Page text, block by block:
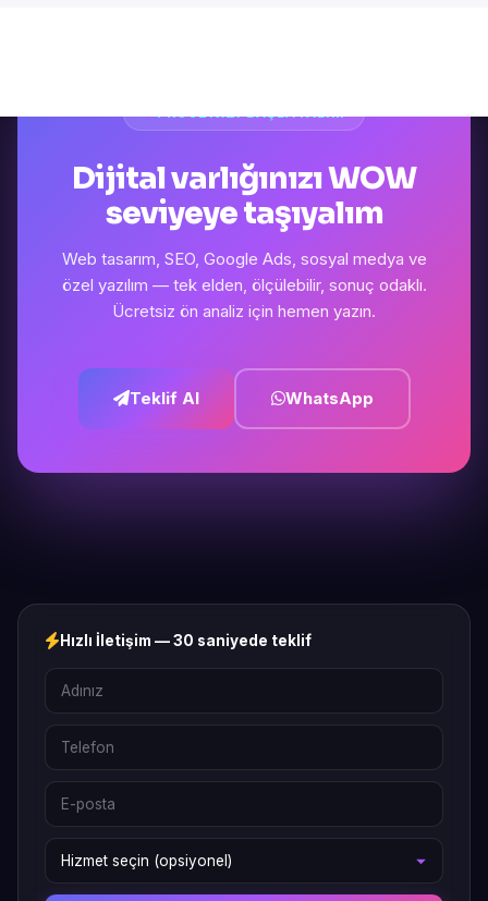
Dijital varlığınızı WOW
seviyeye taşıyalım
Web tasarım, SEO, Google Ads, sosyal medya ve
özel yazılım — tek elden, ölçülebilir, sonuç odaklı.
Ücretsiz ön analiz için hemen yazın.
Teklif Al WhatsApp
Hızlı İletişim — 30 saniyede teklif